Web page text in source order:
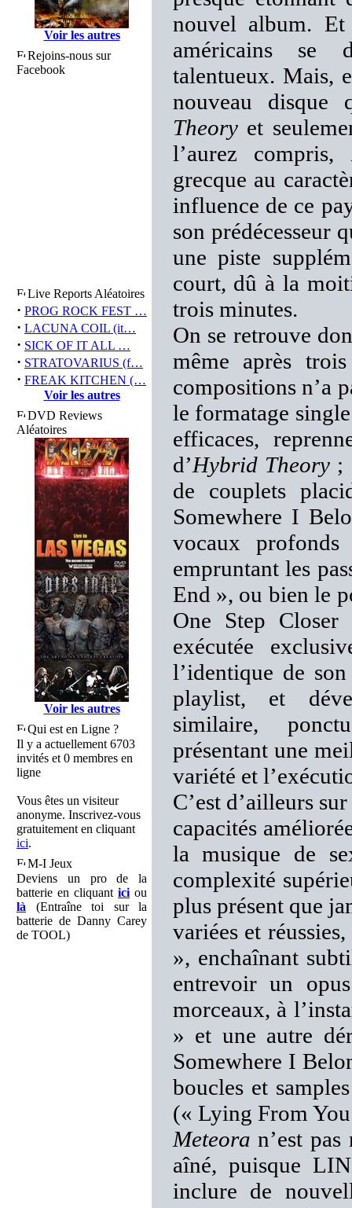
Voir les autres
Rejoins-nous sur
Facebook
Live Reports Aléatoires
· PROG ROCK FEST …
· LACUNA COIL (it…
· SICK OF IT ALL …
· STRATOVARIUS (f…
· FREAK KITCHEN (…
Voir les autres
DVD Reviews
Aléatoires
Voir les autres
Qui est en Ligne ?
Il y a actuellement 6703
invités et 0 membres en
ligne
Vous êtes un visiteur
anonyme. Inscrivez-vous
gratuitement en cliquant
ici.
M-I Jeux
Deviens un pro de la
batterie en cliquant ici ou
là (Entraîne toi sur la
batterie de Danny Carey
de TOOL)
nouvel album. Et
américains se
talentueux. Mais,
nouveau disque
Theoryet
l’aurez compris,
grecque au
influence de ce
son prédécesseur
une piste
court, dû à la
trois minutes.
On se retrouve
même après
compositions n’a
le formatage
efficaces,
d’Hybrid Theory;
de couplets
Somewhere I
vocaux
empruntant les
End », ou bien le
One Step Closer
exécutée
l’identique de
playlist, et
similaire,
présentant une
variété et
C’est d’ailleurs
capacités
la musique de
complexité
plus présent que
variées et
», enchaînant
entrevoir un
morceaux, à
» et une autre
Somewhere I
boucles et
(« Lying From
Meteora n’est
aîné, puisque
inclure de